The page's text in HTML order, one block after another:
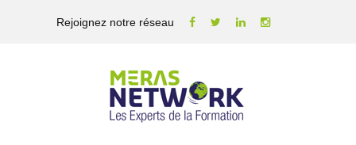
Rejoignez notre réseau